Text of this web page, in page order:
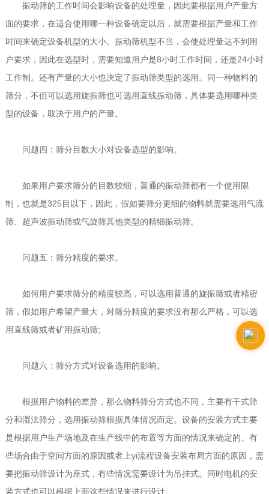
振动筛的工作时间会影响设备的处理量，因此要根据用户产量方
面的要求，在适合使用哪一种设备确定以后，就需要根据产量和工作
时间来确定设备机型的大小。振动筛机型不当，会使处理量达不到用
户要求，因此在选型时，需要知道用户是8小时工作时间，还是24小时
工作制。还有产量的大小也决定了振动筛类型的选用。同一种物料的
筛分，不但可以选用旋振筛也可选用直线振动筛，具体要选用哪种类
型的设备，取决于用户的产量。
问题四：筛分目数大小对设备选型的影响。
如果用户要求筛分的目数较细，普通的振动筛都有一个使用限
制，也就是325目以下，因此，假如要筛分更细的物料就需要选用气流
筛、超声波振动筛或气旋筛其他类型的精细振动筛。
问题五：筛分精度的要求。
如何用户要求筛分的精度较高，可以选用普通的旋振筛或者精密
筛，假如用户希望产量大，对筛分精度的要求没有那么严格，可以选
用直线筛或者矿用振动筛;
问题六：筛分方式对设备选用的影响。
根据用户物料的差异，那么物料筛分方式也不同，主要有干式筛
分和湿法筛分，选用振动筛根据具体情况而定。设备的安装方式主要
是根据用户生产场地及在生产线中的布置等方面的情况来确定的。有
些场合由于空间方面的原因或者上yi流程设备安装布局方面的原因，需
要把振动筛设计为座式，有些情况需要设计为吊挂式。同时电机的安
装方式也可以根据上面这些情况来进行设计。